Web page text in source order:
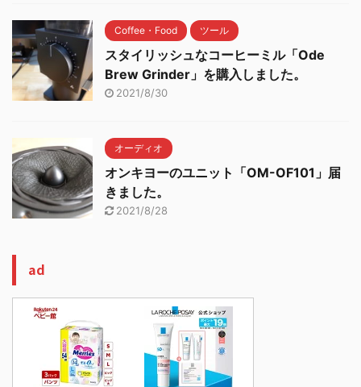
Coffee・Food ツール
スタイリッシュなコーヒーミル「Ode
Brew Grinder」を購入しました。
2021/8/30
オーディオ
オンキヨーのユニット「OM-OF101」届
きました。
2021/8/28
ad